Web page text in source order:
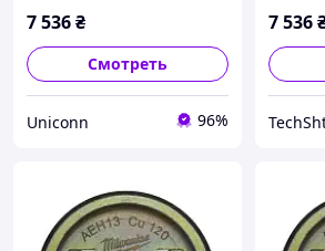
7 536₴
Смотреть
Uniconn 96%
7 536